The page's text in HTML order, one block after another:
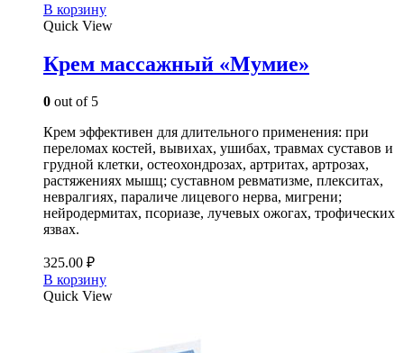
В корзину
Quick View
Крем массажный «Мумие»
0 out of 5
Крем эффективен для длительного применения: при
переломах костей, вывихах, ушибах, травмах суставов и
грудной клетки, остеохондрозах, артритах, артрозах,
растяжениях мышц; суставном ревматизме, плекситах,
невралгиях, параличе лицевого нерва, мигрени;
нейродермитах, псориазе, лучевых ожогах, трофических
язвах.
325.00 ₽
В корзину
Quick View